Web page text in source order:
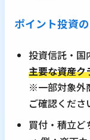
ポイント投資
投資信託・国
主要な資産ク
※一部対象外
ご確認くださ
買付・積立ど